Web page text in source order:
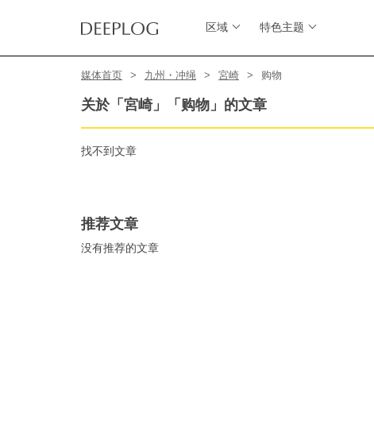
区域 特色主题
媒体首页 九州・冲绳 宮崎 购物
关於「宮崎」「购物」的文章
找不到文章
推荐文章
没有推荐的文章